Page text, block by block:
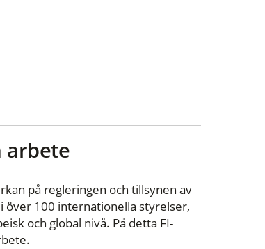
arbete
på regleringen och tillsynen av
över 100 internationella styrelser,
och global nivå. På detta FI-